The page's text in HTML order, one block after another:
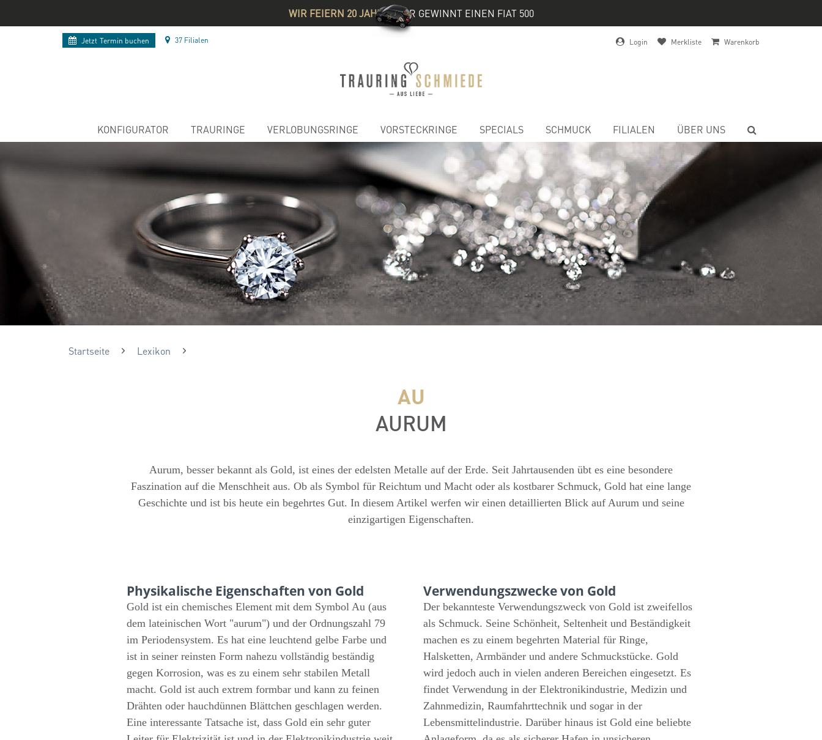
WIR FEIERN 20 JAHRE& IHR GEWINNT EINEN FIAT 500
Jetzt Termin buchen 37 Filialen Login Merkliste Warenkorb
KONFIGURATOR TRAURINGE VERLOBUNGSRINGE VORSTECKRINGE SPECIALS SCHMUCK FILIALEN ÜBER UNS
Startseite Lexikon
AU
AURUM
Aurum, besser bekannt als Gold, ist eines der edelsten Metalle auf der Erde. Seit Jahrtausenden übt es eine besondere
Faszination auf die Menschheit aus. Ob als Symbol für Reichtum und Macht oder als kostbarer Schmuck, Gold hat eine lange
Geschichte und ist bis heute ein begehrtes Gut. In diesem Artikel werfen wir einen detaillierten Blick auf Aurum und seine
einzigartigen Eigenschaften.
Physikalische Eigenschaften von Gold
Gold ist ein chemisches Element mit dem Symbol Au (aus
dem lateinischen Wort "aurum") und der Ordnungszahl 79
im Periodensystem. Es hat eine leuchtend gelbe Farbe und
ist in seiner reinsten Form nahezu vollständig beständig
gegen Korrosion, was es zu einem sehr stabilen Metall
macht. Gold ist auch extrem formbar und kann zu feinen
Drähten oder hauchdünnen Blättchen geschlagen werden.
Eine interessante Tatsache ist, dass Gold ein sehr guter
Verwendungszwecke von Gold
Der bekannteste Verwendungszweck von Gold ist zweifellos
als Schmuck. Seine Schönheit, Seltenheit und Beständigkeit
machen es zu einem begehrten Material für Ringe,
Halsketten, Armbänder und andere Schmuckstücke. Gold
wird jedoch auch in vielen anderen Bereichen eingesetzt. Es
findet Verwendung in der Elektronikindustrie, Medizin und
Zahnmedizin, Raumfahrttechnik und sogar in der
Lebensmittelindustrie. Darüber hinaus ist Gold eine beliebte